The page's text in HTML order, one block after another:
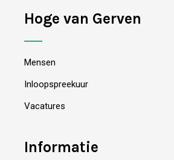
Hoge van Gerven
Mensen
Inloopspreekuur
Vacatures
Informatie